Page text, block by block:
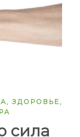
, ЗДОРОВЬЕ ,
сила